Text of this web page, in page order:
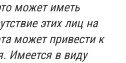
может иметь
этих лиц на
может привести к
Имеется в виду